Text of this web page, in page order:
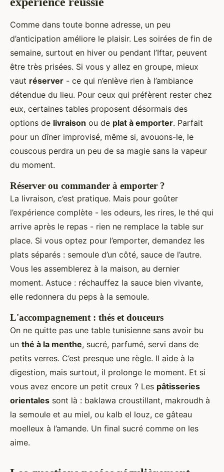
Comme dans toute bonne adresse, un peu
d’anticipation améliore le plaisir. Les soirées de fin de
semaine, surtout en hiver ou pendant l’Iftar, peuvent
être très prisées. Si vous y allez en groupe, mieux
vaut réserver - ce qui n’enlève rien à l’ambiance
détendue du lieu. Pour ceux qui préfèrent rester chez
eux, certaines tables proposent désormais des
options de livraison ou de plat à emporter. Parfait
pour un dîner improvisé, même si, avouons-le, le
couscous perdra un peu de sa magie sans la vapeur
du moment.
Réserver ou commander à emporter ?
La livraison, c’est pratique. Mais pour goûter
l’expérience complète - les odeurs, les rires, le thé qui
arrive après le repas - rien ne remplace la table sur
place. Si vous optez pour l’emporter, demandez les
plats séparés : semoule d’un côté, sauce de l’autre.
Vous les assemblerez à la maison, au dernier
moment. Astuce : réchauffez la sauce bien vivante,
elle redonnera du peps à la semoule.
L'accompagnement : thés et douceurs
On ne quitte pas une table tunisienne sans avoir bu
un thé à la menthe, sucré, parfumé, servi dans de
petits verres. C’est presque une règle. Il aide à la
digestion, mais surtout, il prolonge le moment. Et si
vous avez encore un petit creux ? Les pâtisseries
orientales sont là : baklawa croustillant, makroudh à
la semoule et au miel, ou kalb el louz, ce gâteau
moelleux à l’amande. Un final sucré comme on les
aime.